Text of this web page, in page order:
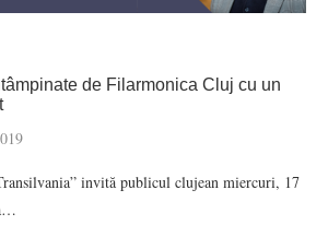
de Filarmonica Cluj cu un
invită publicul clujean miercuri, 17